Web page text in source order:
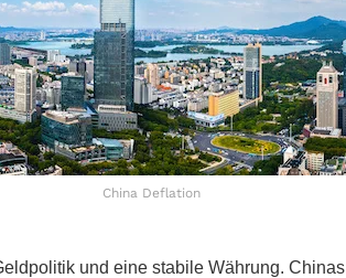
China Deflation
und eine stabile Währung. Chinas